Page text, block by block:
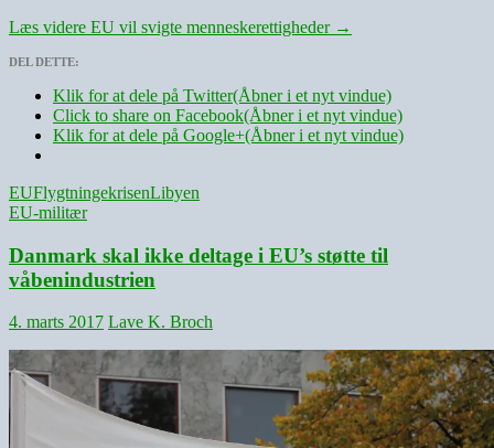
Læs videre EU vil svigte menneskerettigheder →
DEL DETTE:
Klik for at dele på Twitter(Åbner i et nyt vindue)
Click to share on Facebook(Åbner i et nyt vindue)
Klik for at dele på Google+(Åbner i et nyt vindue)
EUFlygtningekrisenLibyen
EU-militær
Danmark skal ikke deltage i EU’s støtte til
våbenindustrien
4. marts 2017 Lave K. Broch